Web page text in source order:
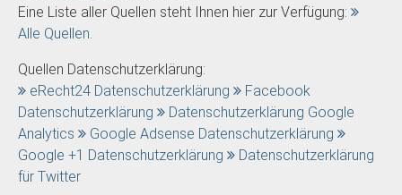
Eine Liste aller Quellen steht Ihnen hier zur Verfügung:
Alle Quellen.
Quellen Datenschutzerklärung:
eRecht24 Datenschutzerklärung
Facebook
Datenschutzerklärung
Datenschutzerklärung Google
Analytics
Google Adsense Datenschutzerklärung
Google +1 Datenschutzerklärung
Datenschutzerklärung
für Twitter